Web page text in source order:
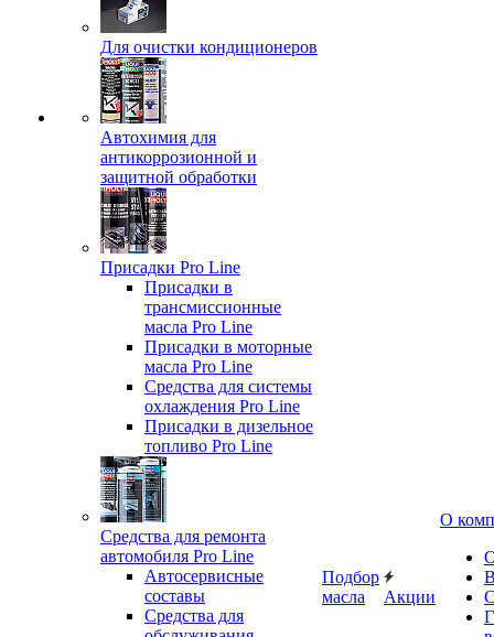
Для очистки кондиционеров
Автохимия для
антикоррозионной и
защитной обработки
Присадки Pro Line
Присадки в
трансмиссионные
масла Pro Line
Присадки в моторные
масла Pro Line
Средства для системы
охлаждения Pro Line
Присадки в дизельное
топливо Pro Line
Средства для ремонта
автомобиля Pro Line
Автосервисные
составы
Средства для
Подбор
масла
Акции
О